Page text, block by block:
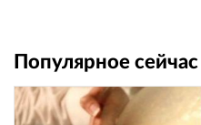
Популярное сейчас